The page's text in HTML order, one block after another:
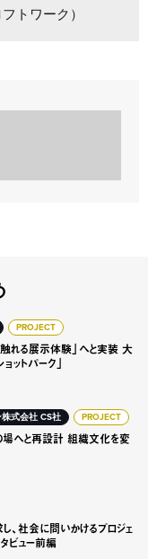
トワーク）
PROJECT
れる展示体験」へと実装 大
ットパーク」
る展示体験」へと
式会社 CS社 PROJECT
へと再設計 組織文化を変
と再設計 組織文化
、社会に問いかけるプロジェ
ビュー前編
、社会に問いかけ